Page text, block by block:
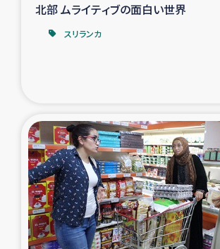
北部 ムライティブの面白い世界
スリランカ